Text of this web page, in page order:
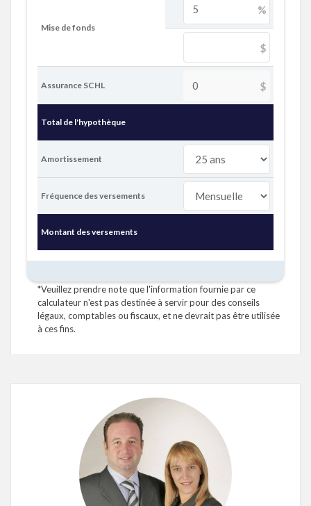
Mise de fonds
%
$
Assurance SCHL $
Total de l'hypothèque
Amortissement
Fréquence des versements
Montant des versements
*Veuillez prendre note que l'information fournie par ce
calculateur n'est pas destinée à servir pour des conseils
légaux, comptables ou fiscaux, et ne devrait pas être utilisée
à ces fins.